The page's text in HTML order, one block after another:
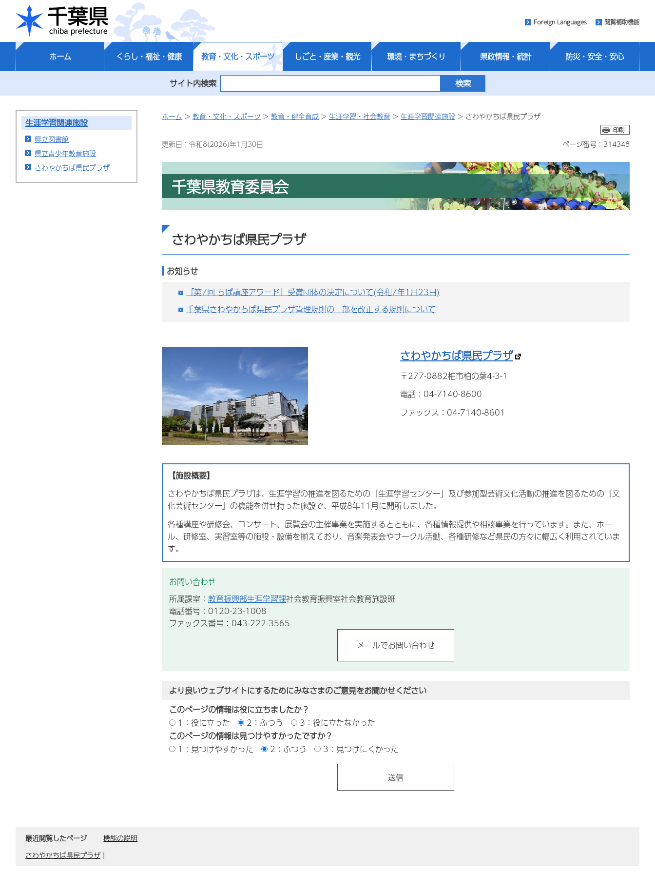
千葉県
Foreign Languages 閲覧補助機能
ホーム くらし・福祉・健康 教育・文化・スポーツ しごと・産業・観光 環境・まちづくり 県政情報・統計 防災・安全・安心
サイト内検索
生涯学習関連施設
県立図書館
県立青少年教育施設
さわやかちば県民プラザ
ホーム > 教育・文化・スポーツ > 教育・健全育成 > 生涯学習・社会教育 > 生涯学習関連施設 > さわやかちば県民プラザ
更新日：令和8(2026)年1月30日 ページ番号：314348
千葉県教育委員会
さわやかちば県民プラザ
お知らせ
「第7回 ちば講座アワード」受賞団体の決定について(令和7年1月23日)
千葉県さわやかちば県民プラザ管理規則の一部を改正する規則について
さわやかちば県民プラザ
〒277-0882柏市柏の葉4-3-1
電話：04-7140-8600
ファックス：04-7140-8601
【施設概要】
さわやかちば県民プラザは、生涯学習の推進を図るための「生涯学習センター」及び参加型芸術文化活動の推進を図るための「文
化芸術センター」の機能を併せ持った施設で、平成8年11月に開所しました。
各種講座や研修会、コンサート、展覧会の主催事業を実施するとともに、各種情報提供や相談事業を行っています。また、ホー
ル、研修室、実習室等の施設・設備を揃えており、音楽発表会やサークル活動、各種研修など県民の方々に幅広く利用されていま
す。
お問い合わせ
所属課室： 教育振興部生涯学習課社会教育振興室社会教育施設班
電話番号：0120-23-1008
ファックス番号：043-222-3565
より良いウェブサイトにするためにみなさまのご意見をお聞かせください
このページの情報は役に立ちましたか？
1：役に立った
2：ふつう
3：役に立たなかった
このページの情報は見つけやすかったですか？
1：見つけやすかった
2：ふつう 3：見つけにくかった
最近閲覧したページ
機能の説明
さわやかちば県民プラザ ｜